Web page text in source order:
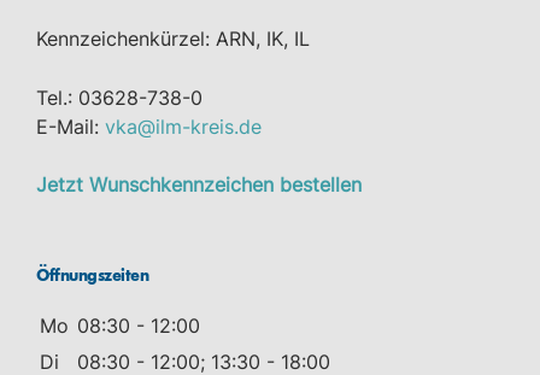
Kennzeichenkürzel: ARN, IK, IL
Tel.: 03628-738-0
E-Mail: vka@ilm-kreis.de
Jetzt Wunschkennzeichen bestellen
Öffnungszeiten
Mo 08:30 - 12:00
Di
08:30 - 12:00; 13:30 - 18:00